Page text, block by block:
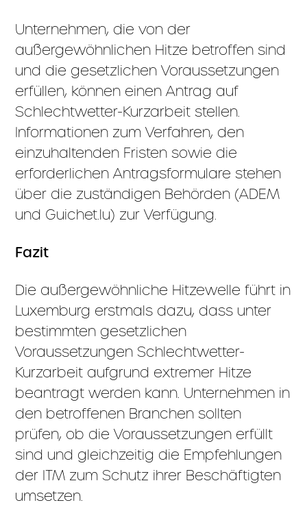
Unternehmen, die von der
außergewöhnlichen Hitze betroffen sind
und die gesetzlichen Voraussetzungen
erfüllen, können einen Antrag auf
Schlechtwetter-Kurzarbeit stellen.
Informationen zum Verfahren, den
einzuhaltenden Fristen sowie die
erforderlichen Antragsformulare stehen
über die zuständigen Behörden (ADEM
und Guichet.lu) zur Verfügung.
Fazit
Die außergewöhnliche Hitzewelle führt in
Luxemburg erstmals dazu, dass unter
bestimmten gesetzlichen
Voraussetzungen Schlechtwetter-
Kurzarbeit aufgrund extremer Hitze
beantragt werden kann. Unternehmen in
den betroffenen Branchen sollten
prüfen, ob die Voraussetzungen erfüllt
sind und gleichzeitig die Empfehlungen
der ITM zum Schutz ihrer Beschäftigten
umsetzen.